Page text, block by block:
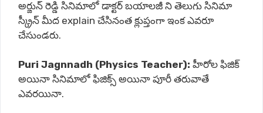
అర్జున్ రెడ్డి సినిమాలో డాక్టర్ బయాలజీ ని తెలుగు సినిమా
స్క్రీన్ మీద explain చేసినంత క్లుప్తంగా ఇంక ఎవరూ
చేసుండరు.
Puri Jagnnadh (Physics Teacher): హీరోల ఫిజిక్
అయినా సినిమాలో ఫిజిక్స్ అయినా పూరీ తరువాతే
ఎవరయినా.